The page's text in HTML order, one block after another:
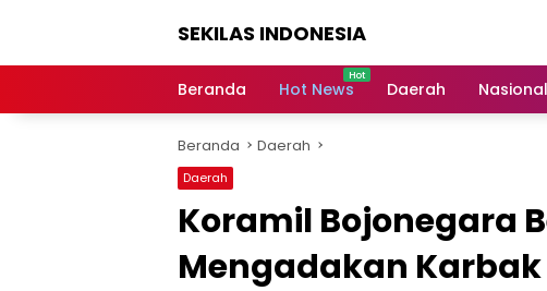
SEKILAS INDONESIA
Terkini,
Latest
World,
Headlines,
News
Beranda Hot News Daerah Nasional
Beranda Daerah
Daerah
Koramil Bojonegara
Mengadakan Karbak